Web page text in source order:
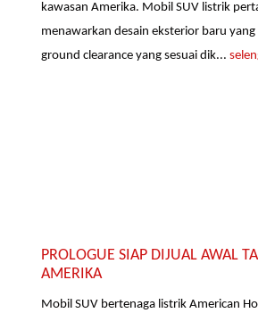
kawasan Amerika. Mobil SUV listrik
menawarkan desain eksterior baru yang
ground clearance yang sesuai dik...
PROLOGUE SIAP DIJUAL AWAL
AMERIKA
Mobil SUV bertenaga listrik American